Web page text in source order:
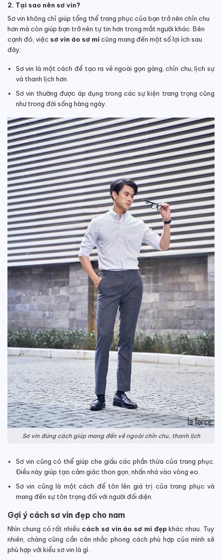
2. Tại sao nên sơ vin?
Sơ vin không chỉ giúp tổng thể trang phục của bạn trở nên chỉn chu
hơn mà còn giúp bạn trở nên tự tin hơn trong mắt người khác. Bên
cạnh đó, việc sơ vin áo sơ mi cũng mang đến một số lợi ích sau
đây:
Sơ vin là một cách để tạo ra vẻ ngoài gọn gàng, chỉn chu, lịch sự
và thanh lịch hơn.
Sơ vin thường được áp dụng trong các sự kiện trang trọng cũng
như trong đời sống hàng ngày.
Sơ vin đúng cách giúp mang đến vẻ ngoài chỉn chu, thanh lịch
Sơ vin cũng có thể giúp che giấu các phần thừa của trang phục.
Điều này giúp tạo cảm giác thon gọn, nhấn nhá vào vòng eo.
Sơ vin cũng là một cách để tôn lên giá trị của trang phục và
mang đến sự tôn trọng đối với người đối diện.
Gợi ý cách sơ vin đẹp cho nam
Nhìn chung có rất nhiều cách sơ vin áo sơ mi đẹpkhác nhau. Tuy
nhiên, chàng cũng cần cân nhắc phong cách phù hợp của mình sẽ
phù hợp với kiểu sơ vin là gì.